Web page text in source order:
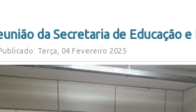
Terça, 04 Fevereiro 2025